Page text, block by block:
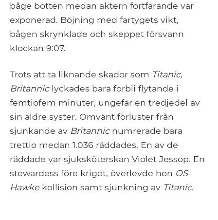
båge botten medan aktern fortfarande var
exponerad. Böjning med fartygets vikt,
bågen skrynklade och skeppet försvann
klockan 9:07.
Trots att ta liknande skador som Titanic,
Britanniclyckades bara förbli flytande i
femtiofem minuter, ungefär en tredjedel av
sin äldre syster. Omvänt förluster från
sjunkande av Britannicnumrerade bara
trettio medan 1.036 räddades. En av de
räddade var sjuksköterskan Violet Jessop. En
stewardess före kriget, överlevde hon OS-
Hawke kollision samt sjunkning av Titanic.